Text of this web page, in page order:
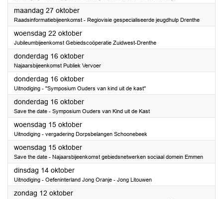
maandag 27 oktober2025
Raadsinformatiebijeenkomst - Regiovisie gespecialiseerde jeugdhulp Drenthe
woensdag 22 oktober2025
Jubileumbijeenkomst Gebiedscoöperatie Zuidwest-Drenthe
donderdag 16 oktober2025
Najaarsbijeenkomst Publiek Vervoer
donderdag 16 oktober2025
Uitnodiging - ''Symposium Ouders van kind uit de kast''
donderdag 16 oktober2025
Save the date - Symposium Ouders van Kind uit de Kast
woensdag 15 oktober2025
Uitnodiging - vergadering Dorpsbelangen Schoonebeek
woensdag 15 oktober2025
Save the date - Najaarsbijeenkomst gebiedsnetwerken sociaal domein Emmen
dinsdag 14 oktober2025
Uitnodiging - Oefeninterland Jong Oranje - Jong Litouwen
zondag 12 oktober2025